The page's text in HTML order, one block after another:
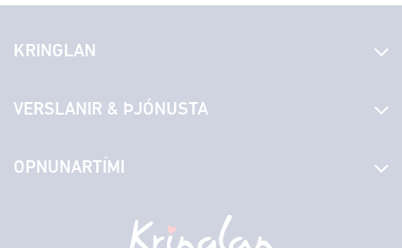
KRINGLAN
Laus störf
Hafðu samband
Persónuverndarstefna
VERSLANIR & ÞJÓNUSTA
Borgarbókasafn
OPNUNARTÍMI